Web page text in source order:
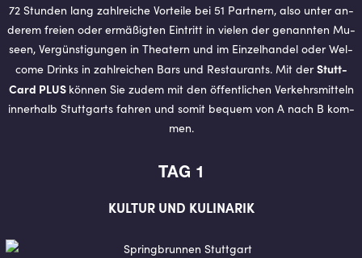
72 Stun­den lang zahl­rei­che Vor­tei­le bei 51 Part­nern, also unter an­
de­rem frei­en oder er­mä­ßig­ten Ein­tritt in vie­len der ge­nann­ten Mu­
se­en, Ver­güns­ti­gun­gen in Thea­tern und im Ein­zel­han­del oder Wel­
co­me Drinks in zahl­rei­chen Bars und Re­stau­rants. Mit derStutt­
Card PLUS kön­nen Sie zudem mit den öf­fent­li­chen Ver­kehrs­mit­teln
in­ner­halb Stutt­garts fah­ren und somit be­quem von A nach B kom­
men.
TAG 1
KULTUR UND KULINARIK